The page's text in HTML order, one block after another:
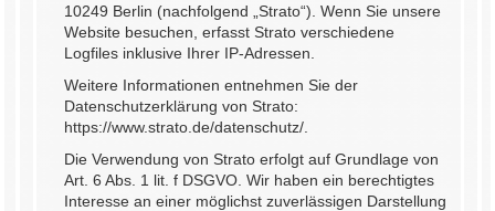
10249 Berlin (nachfolgend „Strato“). Wenn Sie unsere
Website besuchen, erfasst Strato verschiedene
Logfiles inklusive Ihrer IP-Adressen.
Weitere Informationen entnehmen Sie der
Datenschutzerklärung von Strato:
https://www.strato.de/datenschutz/
Die Verwendung von Strato erfolgt auf Grundlage von
Art. 6 Abs. 1 lit. f DSGVO. Wir haben ein berechtigtes
Interesse an einer möglichst zuverlässigen Darstellung